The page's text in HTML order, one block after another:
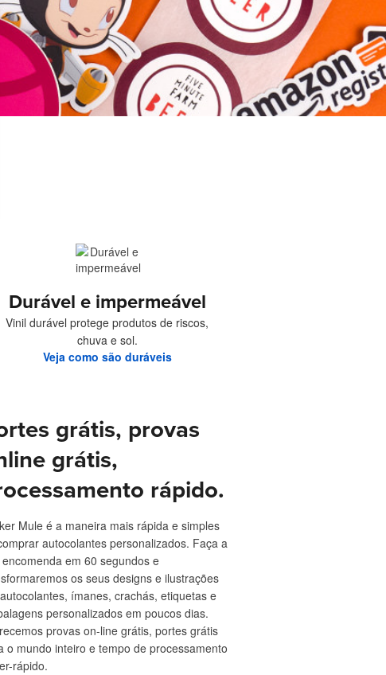
Durável e impermeável
Vinil durável protege produtos de riscos,
chuva e sol.
Veja como são duráveis
grátis, provas
grátis,
rápido.
Mule é a maneira mais rápida e simples
autocolantes personalizados. Faça a
em 60 segundos e
os seus designs e ilustrações
ímanes, crachás, etiquetas e
personalizados em poucos dias.
provas on-line grátis, portes grátis
o mundo inteiro e tempo de processamento
rápido.